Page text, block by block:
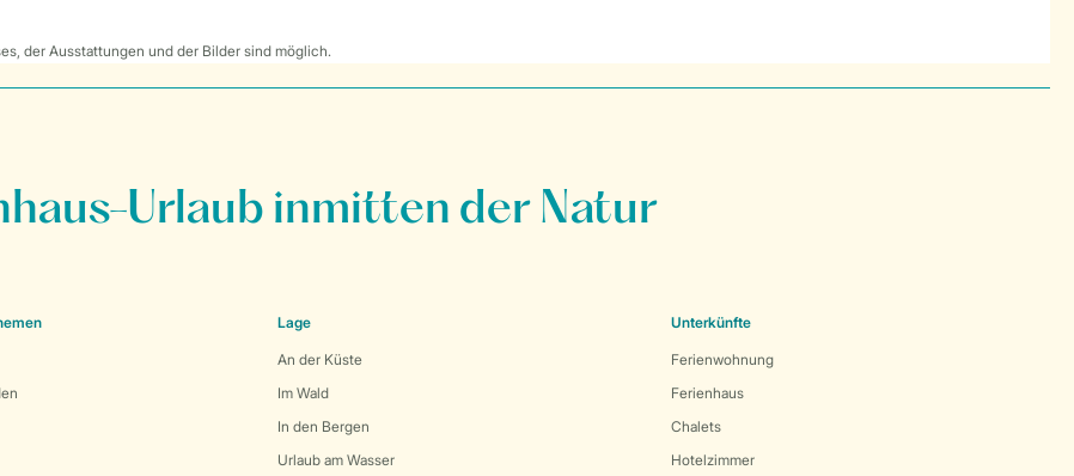
der Ausstattungen und der Bilder sind möglich.
Urlaub inmitten der Natur
Lage
An der Küste
Im Wald
In den Bergen
Urlaub am Wasser
Unterkünfte
Ferienwohnung
Ferienhaus
Chalets
Hotelzimmer